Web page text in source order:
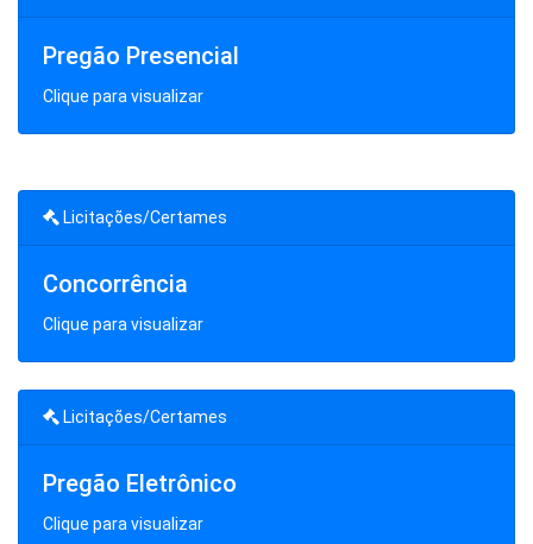
Pregão Presencial
Clique para visualizar
Licitações/Certames
Concorrência
Clique para visualizar
Licitações/Certames
Pregão Eletrônico
Clique para visualizar